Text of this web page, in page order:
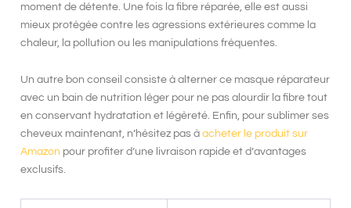
moment de détente. Une fois la fibre réparée, elle est aussi
mieux protégée contre les agressions extérieures comme la
chaleur, la pollution ou les manipulations fréquentes.
Un autre bon conseil consiste à alterner ce masque réparateur
avec un bain de nutrition léger pour ne pas alourdir la fibre tout
en conservant hydratation et légèreté. Enfin, pour sublimer ses
cheveux maintenant, n’hésitez pas à acheter le produit sur
Amazon pour profiter d’une livraison rapide et d’avantages
exclusifs.